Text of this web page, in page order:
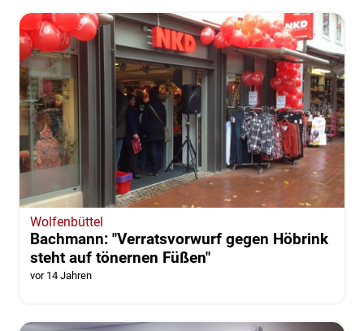
Wolfenbüttel
Bachmann: "Verratsvorwurf gegen Höbrink
steht auf tönernen Füßen"
vor 14 Jahren